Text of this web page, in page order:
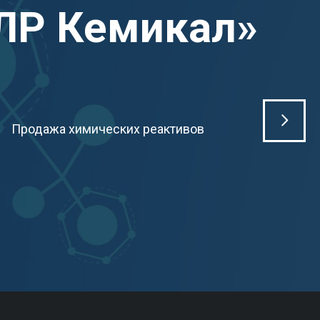
Кемикал»
Продажа химических реактивов